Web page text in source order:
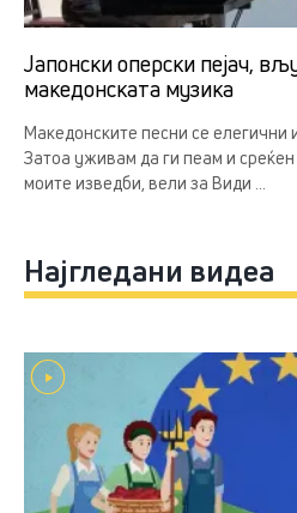
Јапонски оперски пејач,
македонската музика
Македонските песни се елегични
Затоа уживам да ги пеам и
моите изведби, вели за Види ...
Најгледани видеа